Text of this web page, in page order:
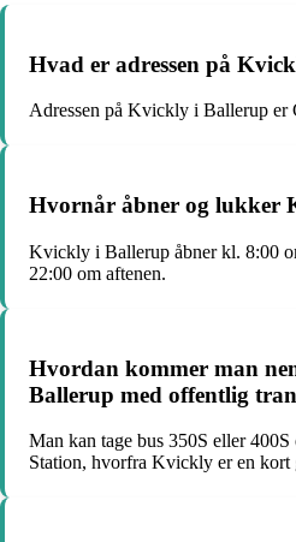
Hvad er adressen på
Adressen på Kvickly i Ballerup er
Hvornår åbner og lukker
Kvickly i Ballerup åbner kl. 8:00
22:00 om aftenen.
Hvordan kommer man
Ballerup med offentlig
Man kan tage bus 350S eller
Station, hvorfra Kvickly er en